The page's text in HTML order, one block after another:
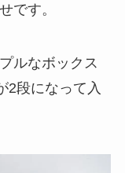
です。
ルなボックス
2段になって入